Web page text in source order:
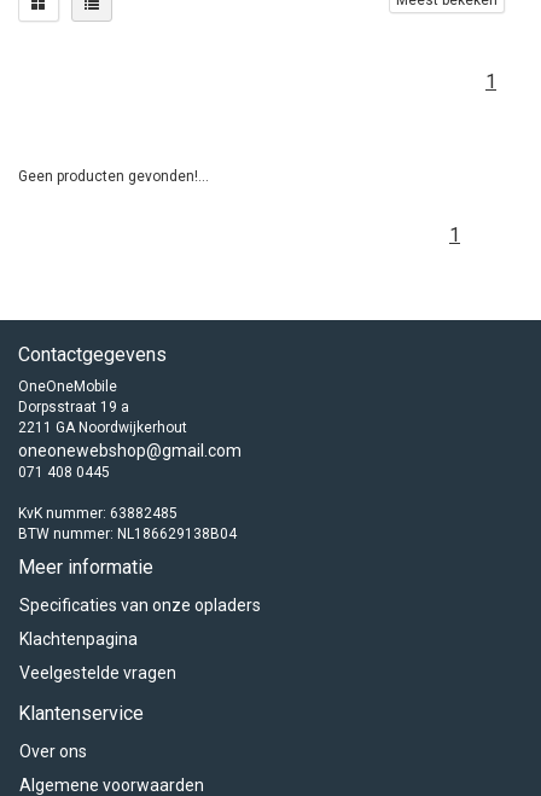
1
Geen producten gevonden!...
1
Contactgegevens
OneOneMobile
Dorpsstraat 19 a
2211 GA Noordwijkerhout
oneonewebshop@gmail.com
071 408 0445
KvK nummer: 63882485
BTW nummer: NL186629138B04
Meer informatie
Specificaties van onze opladers
Klachtenpagina
Veelgestelde vragen
Klantenservice
Over ons
Algemene voorwaarden